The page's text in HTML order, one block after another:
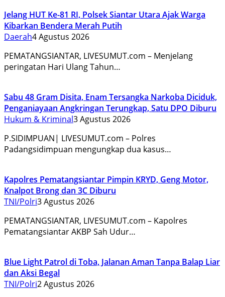
Jelang HUT Ke-81 RI, Polsek Siantar Utara Ajak Warga
Kibarkan Bendera Merah Putih
Daerah4 Agustus 2026
PEMATANGSIANTAR, LIVESUMUT.com – Menjelang
peringatan Hari Ulang Tahun…
Sabu 48 Gram Disita, Enam Tersangka Narkoba Diciduk,
Penganiayaan Angkringan Terungkap, Satu DPO Diburu
Hukum & Kriminal3 Agustus 2026
P.SIDIMPUAN| LIVESUMUT.com – Polres
Padangsidimpuan mengungkap dua kasus…
Kapolres Pematangsiantar Pimpin KRYD, Geng Motor,
Knalpot Brong dan 3C Diburu
TNI/Polri3 Agustus 2026
PEMATANGSIANTAR, LIVESUMUT.com – Kapolres
Pematangsiantar AKBP Sah Udur…
Blue Light Patrol di Toba, Jalanan Aman Tanpa Balap Liar
dan Aksi Begal
TNI/Polri2 Agustus 2026